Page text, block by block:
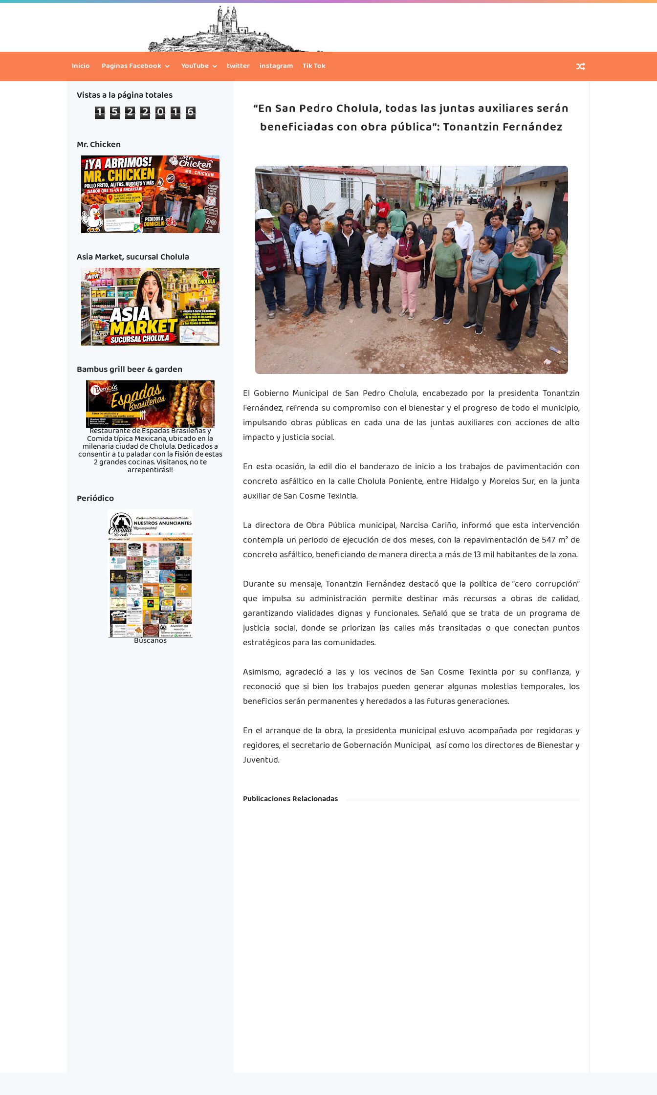
Inicio Paginas Facebook YouTube twitter instagram Tik Tok
“En San Pedro Cholula, todas las juntas auxiliares serán
beneficiadas con obra pública”: Tonantzin Fernández
El Gobierno Municipal de San Pedro Cholula, encabezado por la presidenta Tonantzin
Fernández, refrenda su compromiso con el bienestar y el progreso de todo el municipio,
impulsando obras públicas en cada una de las juntas auxiliares con acciones de alto
impacto y justicia social.
En esta ocasión, la edil dio el banderazo de inicio a los trabajos de pavimentación con
concreto asfáltico en la calle Cholula Poniente, entre Hidalgo y Morelos Sur, en la junta
auxiliar de San Cosme Texintla.
La directora de Obra Pública municipal, Narcisa Cariño, informó que esta intervención
contempla un periodo de ejecución de dos meses, con la repavimentación de 547 m² de
concreto asfáltico, beneficiando de manera directa a más de 13 mil habitantes de la zona.
Durante su mensaje, Tonantzin Fernández destacó que la política de “cero corrupción”
que impulsa su administración permite destinar más recursos a obras de calidad,
garantizando vialidades dignas y funcionales. Señaló que se trata de un programa de
justicia social, donde se priorizan las calles más transitadas o que conectan puntos
estratégicos para las comunidades.
Asimismo, agradeció a las y los vecinos de San Cosme Texintla por su confianza, y
reconoció que si bien los trabajos pueden generar algunas molestias temporales, los
beneficios serán permanentes y heredados a las futuras generaciones.
En el arranque de la obra, la presidenta municipal estuvo acompañada por regidoras y
regidores, el secretario de Gobernación Municipal, así como los directores de Bienestar y
Juventud.
Publicaciones Relacionadas
Vistas a la página totales
1 5 2 2 0 1 6
Mr. Chicken
Asia Market, sucursal Cholula
Bambus grill beer & garden
Restaurante de Espadas Brasileñas y
Comida típica Mexicana, ubicado en la
milenaria ciudad de Cholula. Dedicados a
consentir a tu paladar con la fisión de estas
2 grandes cocinas. Visítanos, no te
arrepentirás!!
Periódico
Búscanos